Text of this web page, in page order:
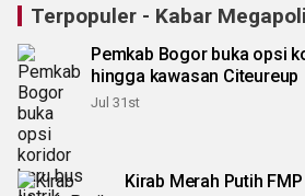
Terpopuler - Kabar
Pemkab Bogor buka opsi
hingga kawasan Citeureup
Jul 31st
Kirab Merah Putih